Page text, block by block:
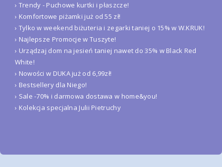
› Trendy - Puchowe kurtki i płaszcze!
› Komfortowe piżamki już od 55 zł!
› Tylko w weekend biżuteria i zegarki taniej o 15% w W.KRUK!
› Najlepsze Promocje w Tuszyte!
› Urządzaj dom na jesień taniej nawet do 35% w Black Red
White!
› Nowości w DUKA już od 6,99zł!
› Bestsellery dla Niego!
› Sale -70% i darmowa dostawa w home&you!
› Kolekcja specjalna Julii Pietruchy